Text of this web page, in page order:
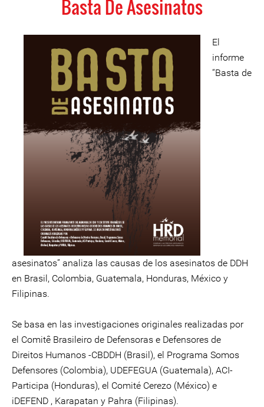
Basta De Asesinatos
El
informe
“Basta de
asesinatos” analiza las causas de los asesinatos de DDH
en Brasil, Colombia, Guatemala, Honduras, México y
Filipinas.
Se basa en las investigaciones originales realizadas por
el Comitê Brasileiro de Defensoras e Defensores de
Direitos Humanos -CBDDH (Brasil), el Programa Somos
Defensores (Colombia), UDEFEGUA (Guatemala), ACI-
Participa (Honduras), el Comité Cerezo (México) e
iDEFEND , Karapatan y Pahra (Filipinas).